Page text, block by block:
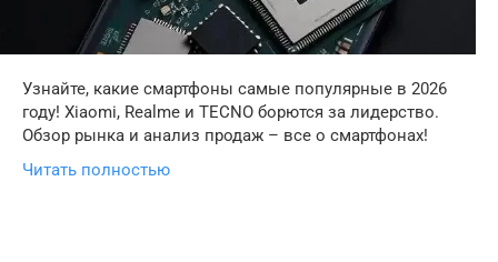
Узнайте, какие смартфоны самые популярные в 2026
году! Xiaomi, Realme и TECNO борются за лидерство.
Обзор рынка и анализ продаж – все о смартфонах!
Читать полностью